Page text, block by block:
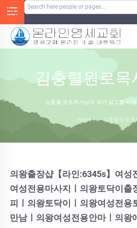
김충렬원로목
김충렬 원로목사님의 과거 설교를 시
Home / 김충렬원로목
의왕출장샵【라인:6345s】여성
여성전용마사지ㅣ의왕토닥이출
피ㅣ의왕토닥이ㅣ의왕여성전용
만남ㅣ의왕여성전용안마ㅣ의왕